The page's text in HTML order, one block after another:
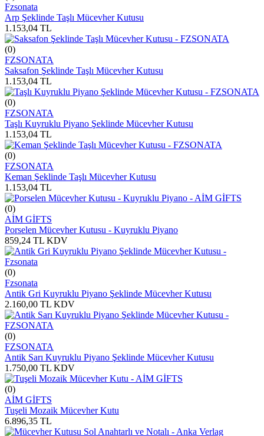
Fzsonata
Arp Şeklinde Taşlı Mücevher Kutusu
1.153,04 TL
(0)
FZSONATA
Saksafon Şeklinde Taşlı Mücevher Kutusu
1.153,04 TL
(0)
FZSONATA
Taşlı Kuyruklu Piyano Şeklinde Mücevher Kutusu
1.153,04 TL
(0)
FZSONATA
Keman Şeklinde Taşlı Mücevher Kutusu
1.153,04 TL
(0)
AİM GİFTS
Porselen Mücevher Kutusu - Kuyruklu Piyano
859,24 TL KDV
(0)
Fzsonata
Antik Gri Kuyruklu Piyano Şeklinde Mücevher Kutusu
2.160,00 TL KDV
(0)
FZSONATA
Antik Sarı Kuyruklu Piyano Şeklinde Mücevher Kutusu
1.750,00 TL KDV
(0)
AİM GİFTS
Tuşeli Mozaik Mücevher Kutu
6.896,35 TL